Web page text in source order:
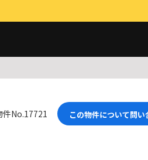
件No.17721 この物件について問い